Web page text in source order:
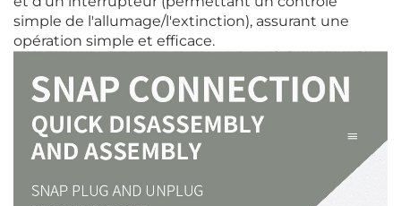
simple de l'allumage/l'extinction), assurant une
opération simple et efficace.